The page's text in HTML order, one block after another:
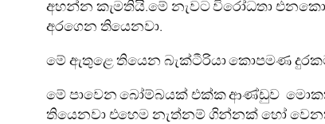
අහන්න කැමතියි.මේ නැවට විරෝධතා
අරගෙන තියෙනවා.
මේ ඇතුළෙ තියෙන බැක්ටීරියා කොපමණ
මේ පාවෙන බෝම්බයක් එක්ක ආණ්ඩුව
තියෙනවා එහෙම නැත්නම් ගින්නක් හෝ